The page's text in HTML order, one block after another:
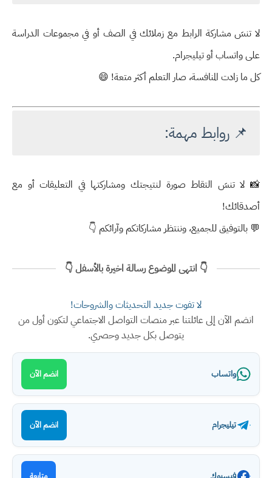
لا تنسَ مشاركة الرابط مع زملائك في الصف أو في مجموعات الدراسة
على واتساب أو تيليجرام.
كل ما زادت المنافسة، صار التعلم أكثر متعة! 😄
📌 روابط مهمة:
📸 لا تنسَ التقاط صورة لنتيجتك ومشاركتها في التعليقات أو مع
أصدقائك!
💬 بالتوفيق للجميع، وننتظر مشاركاتكم وآرائكم 👇
👇 انتهى الموضوع رسالة اخيرة بالأسفل 👇
لا تفوت جديد التحديثات والشروحات!
انضم الآن إلى عائلتنا عبر منصات التواصل الاجتماعي لتكون أول من
يتوصل بكل جديد وحصري.
واتساب انضم الآن
تيليجرام انضم الآن